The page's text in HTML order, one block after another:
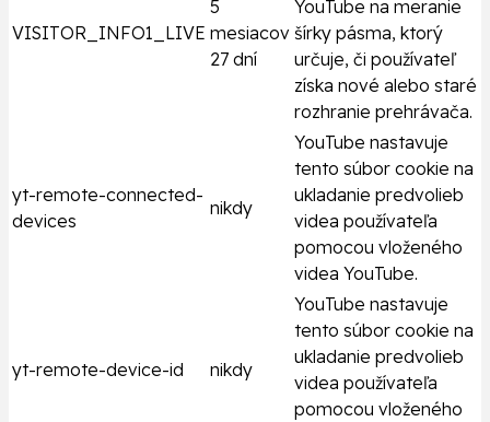
VISITOR_INFO1_LIVE
5
mesiacov
27 dní
YouTube na meranie
šírky pásma, ktorý
určuje, či používateľ
získa nové alebo staré
rozhranie prehrávača.
yt-remote-connected-
devices
nikdy
YouTube nastavuje
tento súbor cookie na
ukladanie predvolieb
videa používateľa
pomocou vloženého
videa YouTube.
yt-remote-device-id nikdy
YouTube nastavuje
tento súbor cookie na
ukladanie predvolieb
videa používateľa
pomocou vloženého